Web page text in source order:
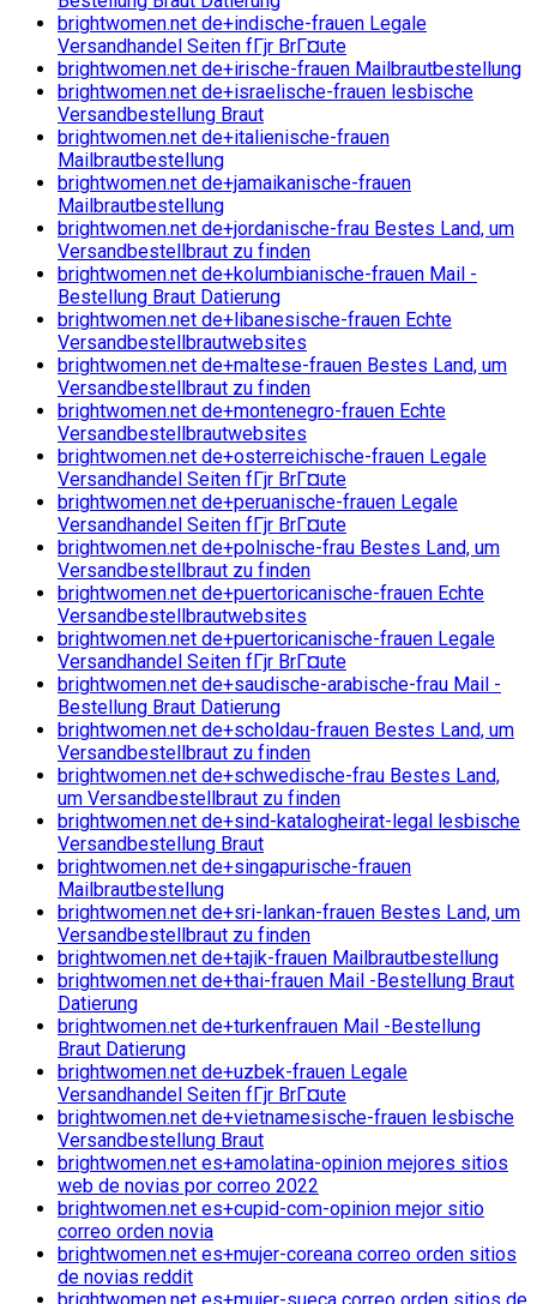
brightwomen.net de+indische-frauen Legale
Versandhandel Seiten fГјr BrГ¤ute
brightwomen.net de+irische-frauen Mailbrautbestellung
brightwomen.net de+israelische-frauen lesbische
Versandbestellung Braut
brightwomen.net de+italienische-frauen
Mailbrautbestellung
brightwomen.net de+jamaikanische-frauen
Mailbrautbestellung
brightwomen.net de+jordanische-frau Bestes Land, um
Versandbestellbraut zu finden
brightwomen.net de+kolumbianische-frauen Mail -
Bestellung Braut Datierung
brightwomen.net de+libanesische-frauen Echte
Versandbestellbrautwebsites
brightwomen.net de+maltese-frauen Bestes Land, um
Versandbestellbraut zu finden
brightwomen.net de+montenegro-frauen Echte
Versandbestellbrautwebsites
brightwomen.net de+osterreichische-frauen Legale
Versandhandel Seiten fГјr BrГ¤ute
brightwomen.net de+peruanische-frauen Legale
Versandhandel Seiten fГјr BrГ¤ute
brightwomen.net de+polnische-frau Bestes Land, um
Versandbestellbraut zu finden
brightwomen.net de+puertoricanische-frauen Echte
Versandbestellbrautwebsites
brightwomen.net de+puertoricanische-frauen Legale
Versandhandel Seiten fГјr BrГ¤ute
brightwomen.net de+saudische-arabische-frau Mail -
Bestellung Braut Datierung
brightwomen.net de+scholdau-frauen Bestes Land, um
Versandbestellbraut zu finden
brightwomen.net de+schwedische-frau Bestes Land,
um Versandbestellbraut zu finden
brightwomen.net de+sind-katalogheirat-legal lesbische
Versandbestellung Braut
brightwomen.net de+singapurische-frauen
Mailbrautbestellung
brightwomen.net de+sri-lankan-frauen Bestes Land, um
Versandbestellbraut zu finden
brightwomen.net de+tajik-frauen Mailbrautbestellung
brightwomen.net de+thai-frauen Mail -Bestellung Braut
Datierung
brightwomen.net de+turkenfrauen Mail -Bestellung
Braut Datierung
brightwomen.net de+uzbek-frauen Legale
Versandhandel Seiten fГјr BrГ¤ute
brightwomen.net de+vietnamesische-frauen lesbische
Versandbestellung Braut
brightwomen.net es+amolatina-opinion mejores sitios
web de novias por correo 2022
brightwomen.net es+cupid-com-opinion mejor sitio
correo orden novia
brightwomen.net es+mujer-coreana correo orden sitios
de novias reddit